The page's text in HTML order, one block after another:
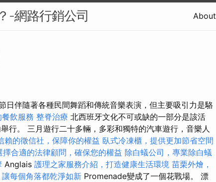
-網路行銷公司 About
日伴隨著各種民間舞蹈和傳統音樂表演，但主要吸引力是駱
飲服務 整脊治療 北西班牙文化不可或缺的一部分是該活
行。 三月遊行二十多輛，多彩和獨特的汽車遊行，音樂人
賴的徵信社，保障你的權益 臥式冷凍櫃，提供更加節省空間
擇合適的法律顧問，確保您的權益 除白蟻公司，專業除白蟻
Anglais 護理之家服務介紹，打造健康生活環境 苗栗外燴，
每個角落都乾淨如新 Promenade變成了一個花戰場。 漂